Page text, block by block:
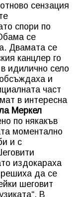
сензация
спори по
се
Двамата се
канцлер го
идилично село
и
част
в интересна
Меркел
по някакъв
моментално
и с
издокараха
да се
шеговит
В